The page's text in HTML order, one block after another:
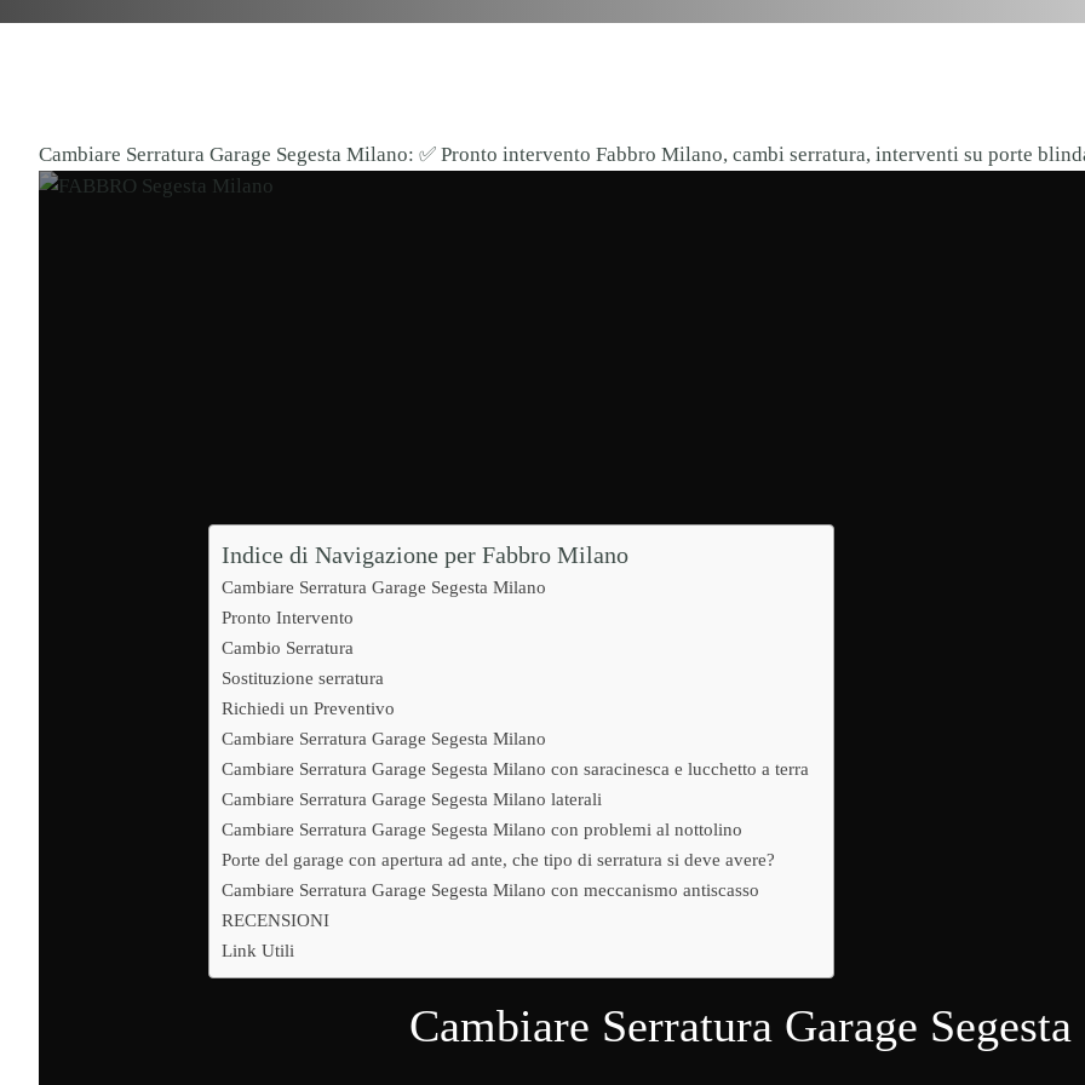
Cambiare Serratura Garage Segesta Milano: ✅ Pronto intervento Fabbro Milano, cambi serratura, interventi su porte
Indice di Navigazione per Fabbro Milano
Cambiare Serratura Garage Segesta Milano
Pronto Intervento
Cambio Serratura
Sostituzione serratura
Richiedi un Preventivo
Cambiare Serratura Garage Segesta Milano
Cambiare Serratura Garage Segesta Milano con saracinesca e lucchetto a terra
Cambiare Serratura Garage Segesta Milano laterali
Cambiare Serratura Garage Segesta Milano con problemi al nottolino
Porte del garage con apertura ad ante, che tipo di serratura si deve avere?
Cambiare Serratura Garage Segesta Milano con meccanismo antiscasso
RECENSIONI
Link Utili
Cambiare Serratura Garage